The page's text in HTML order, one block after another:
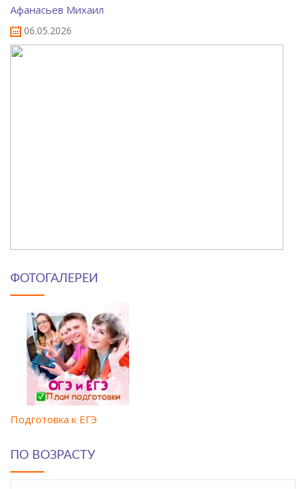
Афанасьев Михаил
06.05.2026
ФОТОГАЛЕРЕИ
Подготовка к ЕГЭ
ПО ВОЗРАСТУ